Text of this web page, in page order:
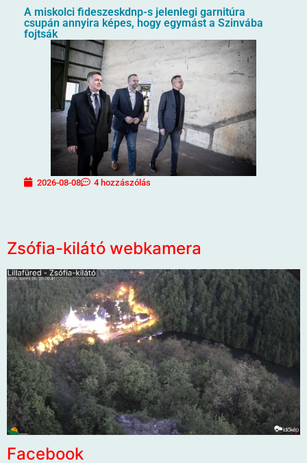
A miskolci fideszeskdnp-s jelenlegi garnitúra
csupán annyira képes, hogy egymást a Szinvába
fojtsák
2026-08-08 4 hozzászólás
Zsófia-kilátó webkamera
Facebook